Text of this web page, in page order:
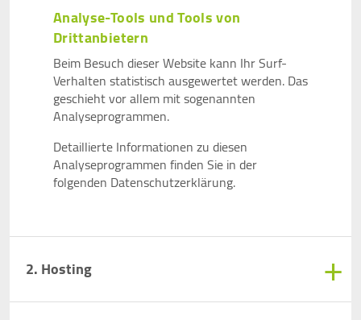
Analyse-Tools und Tools von
Drittanbietern
Beim Besuch dieser Website kann Ihr Surf-
Verhalten statistisch ausgewertet werden. Das
geschieht vor allem mit sogenannten
Analyseprogrammen.
Detaillierte Informationen zu diesen
Analyseprogrammen finden Sie in der
folgenden Datenschutzerklärung.
2. Hosting